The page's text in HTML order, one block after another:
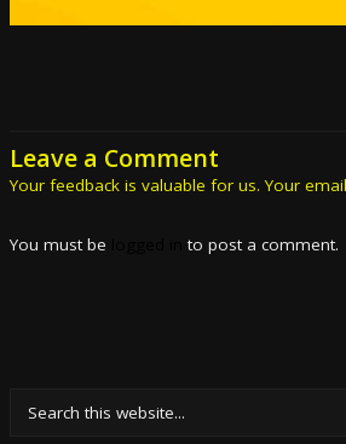
Leave a Comment
Your feedback is valuable for us. Your
You must be to post a comment.